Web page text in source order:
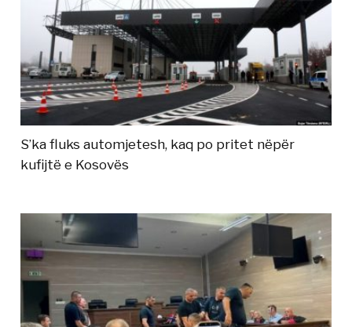
S’ka fluks automjetesh, kaq po pritet nëpër
kufijtë e Kosovës